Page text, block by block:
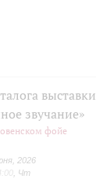
выставки
звучание»
фойе
2026
Чт